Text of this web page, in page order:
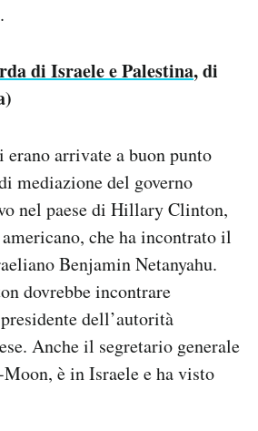
di Israele e Palestina, di
arrivate a buon punto
mediazione del governo
nel paese di Hillary Clinton,
che ha incontrato il
Benjamin Netanyahu.
dovrebbe incontrare
dell’autorità
Anche il segretario generale
è in Israele e ha visto